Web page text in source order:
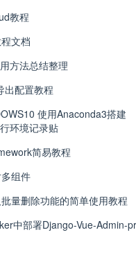
教程
文档
方法总结整理
出配置教程
使用Anaconda3搭建
环境记录贴
简易教程
组件
量删除功能的简单使用教程
中部署Django-Vue-Admin-